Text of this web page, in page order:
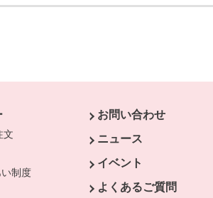
。
文 別のウィンドウで開きます。
制度
お問い合わせ
ニュース
イベント
よくあるご質問